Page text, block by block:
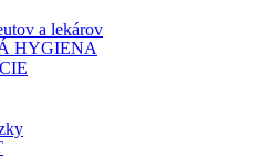
a lekárov
HYGIENA